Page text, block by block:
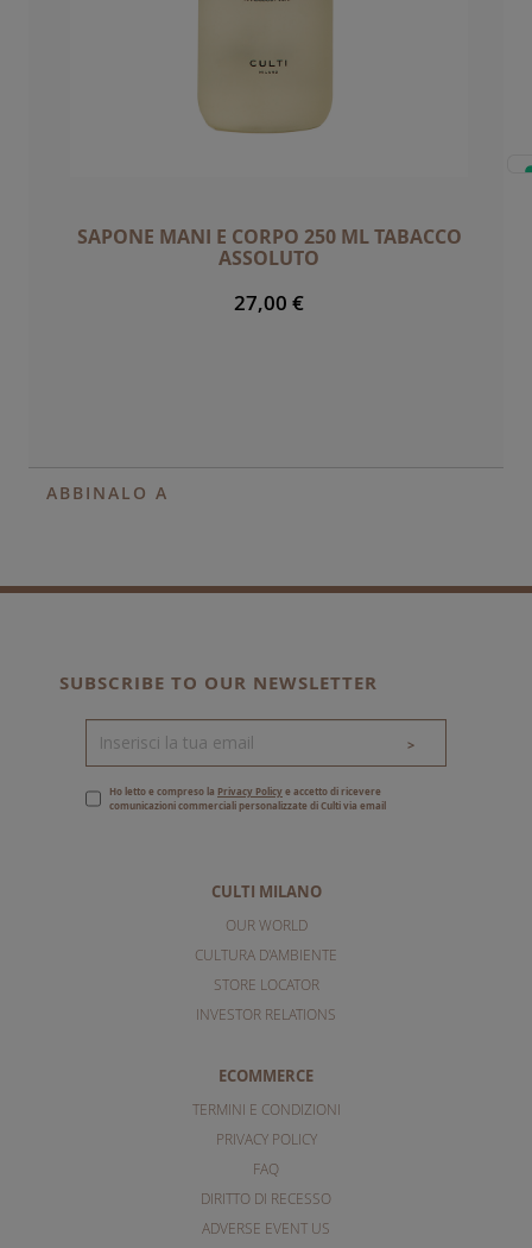
SAPONE MANI E CORPO 250 ML TABACCO
ASSOLUTO
27,00 €
ABBINALO A
CULTI MILANO
OUR WORLD
CULTURA D'AMBIENTE
STORE LOCATOR
INVESTOR RELATIONS
ECOMMERCE
TERMINI E CONDIZIONI
PRIVACY POLICY
FAQ
DIRITTO DI RECESSO
ADVERSE EVENT US
SUBSCRIBE TO OUR NEWSLETTER
>
Ho letto e compreso la Privacy Policye accetto di ricevere
comunicazioni commerciali personalizzate di Culti via email